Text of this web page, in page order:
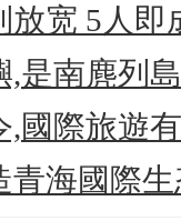
放宽 5人即
是南麂列
國際旅遊
青海國際